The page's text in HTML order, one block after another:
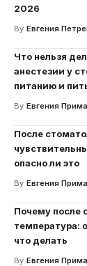
2026
By Евгения
Что нельзя
анестезии у
питанию и
By Евгения
После
опасно ли это
By Евгения
Почему после
температура:
что делать
By Евгения